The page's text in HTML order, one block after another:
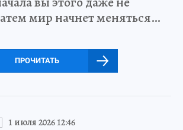
мир начнет меняться…
ПРОЧИТАТЬ
1 июля 2026 12:46